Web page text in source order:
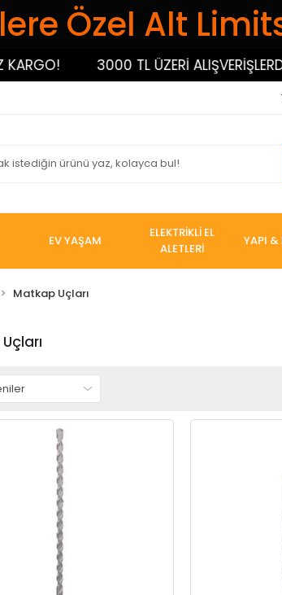
Özel Alt
3000 TL ÜZERİ ALIŞVERİŞLERDE
EV YAŞAM
ELEKTRİKLİ EL
ALETLERİ
YAPI &
Matkap Uçları